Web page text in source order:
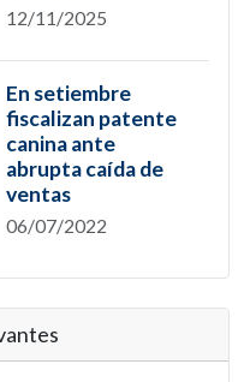
12/11/2025
En setiembre
fiscalizan patente
canina ante
abrupta caída de
ventas
06/07/2022